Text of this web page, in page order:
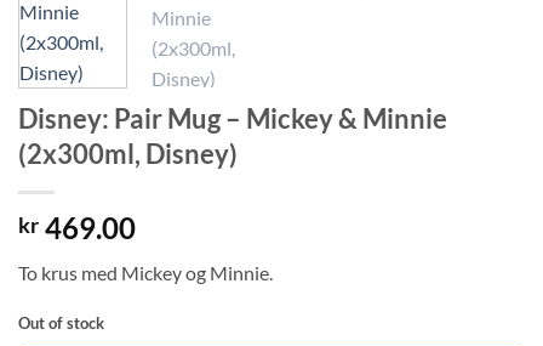
Disney: Pair Mug – Mickey & Minnie
(2x300ml, Disney)
kr 469.00
To krus med Mickey og Minnie.
Out of stock